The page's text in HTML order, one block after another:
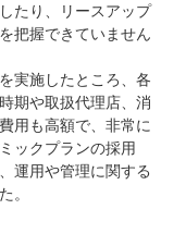
たり、リースアップ
把握できていません
実施したところ、各
期や取扱代理店、消
用も高額で、非常に
ックプランの採用
運用や管理に関する
。